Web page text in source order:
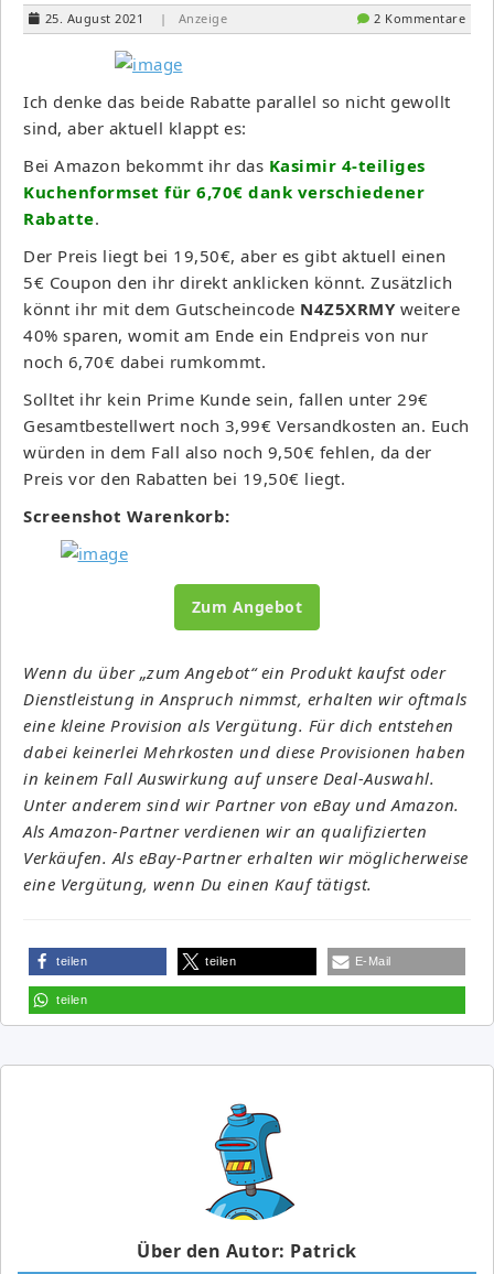
25. August 2021 | Anzeige 2 Kommentare
Ich denke das beide Rabatte parallel so nicht gewollt
sind, aber aktuell klappt es:
Bei Amazon bekommt ihr das Kasimir 4-teiliges
Kuchenformset für 6,70€ dank verschiedener
Rabatte.
Der Preis liegt bei 19,50€, aber es gibt aktuell einen
5€ Coupon den ihr direkt anklicken könnt. Zusätzlich
könnt ihr mit dem Gutscheincode N4Z5XRMY weitere
40% sparen, womit am Ende ein Endpreis von nur
noch 6,70€ dabei rumkommt.
Solltet ihr kein Prime Kunde sein, fallen unter 29€
Gesamtbestellwert noch 3,99€ Versandkosten an. Euch
würden in dem Fall also noch 9,50€ fehlen, da der
Preis vor den Rabatten bei 19,50€ liegt.
Screenshot Warenkorb:
Zum Angebot
Wenn du über „zum Angebot“ ein Produkt kaufst oder
Dienstleistung in Anspruch nimmst, erhalten wir oftmals
eine kleine Provision als Vergütung. Für dich entstehen
dabei keinerlei Mehrkosten und diese Provisionen haben
in keinem Fall Auswirkung auf unsere Deal-Auswahl.
Unter anderem sind wir Partner von eBay und Amazon.
Als Amazon-Partner verdienen wir an qualifizierten
Verkäufen. Als eBay-Partner erhalten wir möglicherweise
eine Vergütung, wenn Du einen Kauf tätigst.
teilen teilen E-Mail
teilen
Über den Autor: Patrick